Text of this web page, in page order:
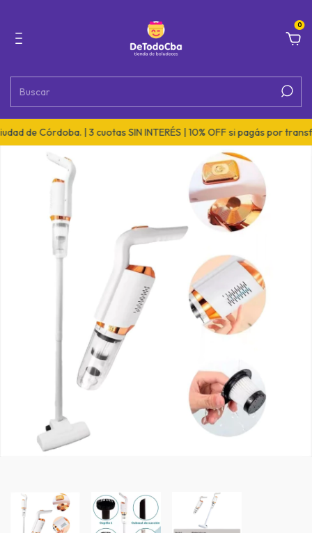
0
de Córdoba. | 3 cuotas SIN INTERÉS | 10% OFF si pagás por